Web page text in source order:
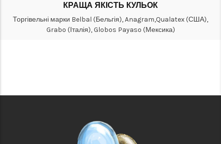
КРАЩА ЯКІСТЬ КУЛЬОК
Торгівельні марки Belbal (Бельгія), Anagram,Qualatex (США),
Grabo (Італія), Globos Payaso (Мексика)